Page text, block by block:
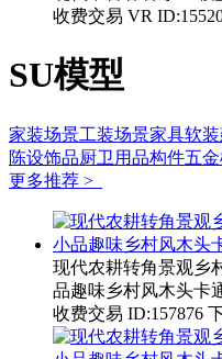
收费交易 VR
SU模型
家装场景工装场景家具软装
陈设饰品厨卫用品构件五金
更多推荐 >
现代农耕转角景观乡
品趣味乡村风木头卡
收费交易 ID:157876